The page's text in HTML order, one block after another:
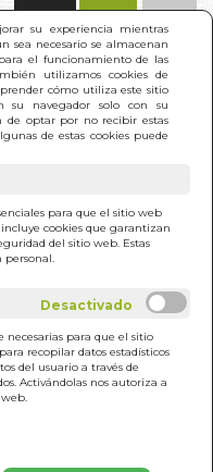
su experiencia mientras
sea necesario se almacenan
el funcionamiento de las
utilizamos cookies de
cómo utiliza este sitio
su navegador solo con su
de optar por no recibir estas
de estas cookies puede
para que el sitio web
cookies que garantizan
del sitio web. Estas
personal.
necesarias para que el sitio
recopilar datos estadísticos
del usuario a través de
Activándolas nos autoriza a